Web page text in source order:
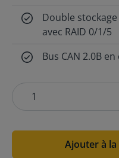
Double
avec RAID 0/1/5
Bus CAN 2.0B
Ajouter à